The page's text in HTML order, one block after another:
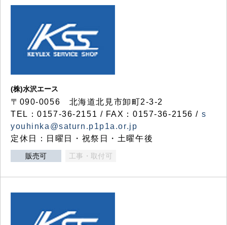
(株)水沢エース
〒090-0056 北海道北見市卸町2-3-2
TEL：0157-36-2151 / FAX：0157-36-2156 / s
youhinka@saturn.p1p1a.or.jp
定休日：日曜日・祝祭日・土曜午後
販売可 工事・取付可